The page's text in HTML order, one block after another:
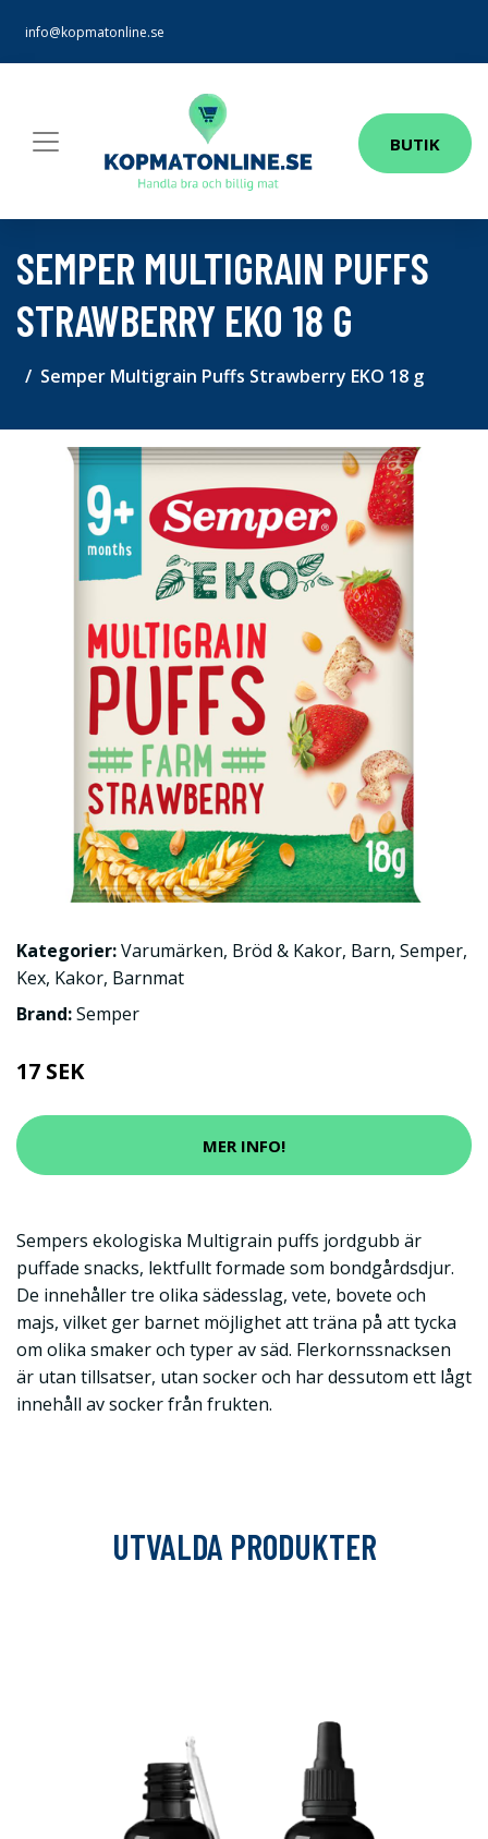
info@kopmatonline.se
BUTIK
SEMPER MULTIGRAIN PUFFS
STRAWBERRY EKO 18 G
Semper Multigrain Puffs Strawberry EKO 18 g
Kategorier:Varumärken, Bröd & Kakor, Barn, Semper,
Kex, Kakor, Barnmat
Brand:Semper
17 SEK
MER INFO!
Sempers ekologiska Multigrain puffs jordgubb är
puffade snacks, lektfullt formade som bondgårdsdjur.
De innehåller tre olika sädesslag, vete, bovete och
majs, vilket ger barnet möjlighet att träna på att tycka
om olika smaker och typer av säd. Flerkornssnacksen
är utan tillsatser, utan socker och har dessutom ett lågt
innehåll av socker från frukten.
UTVALDA PRODUKTER